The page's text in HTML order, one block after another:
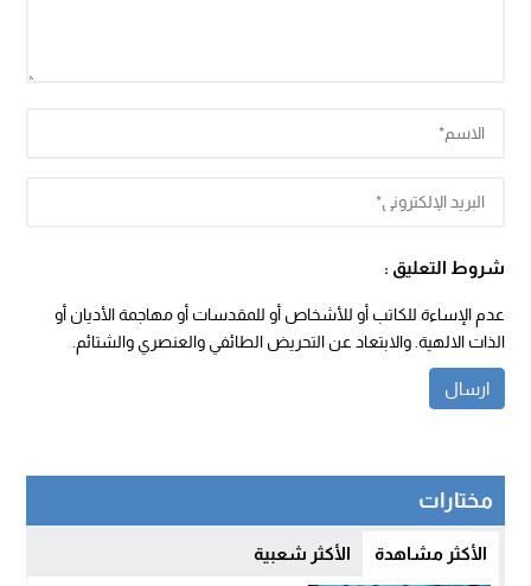
شروط التعليق :
عدم الإساءة للكاتب أو للأشخاص أو للمقدسات أو مهاجمة الأديان أو
الذات الالهية. والابتعاد عن التحريض الطائفي والعنصري والشتائم.
مختارات
الأكثر مشاهدة الأكثر شعبية